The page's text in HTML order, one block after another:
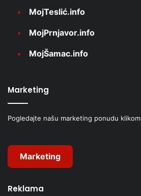
MojTeslić.info
MojPrnjavor.info
MojŠamac.info
Marketing
Pogledajte našu marketing ponudu
Marketing
Reklama